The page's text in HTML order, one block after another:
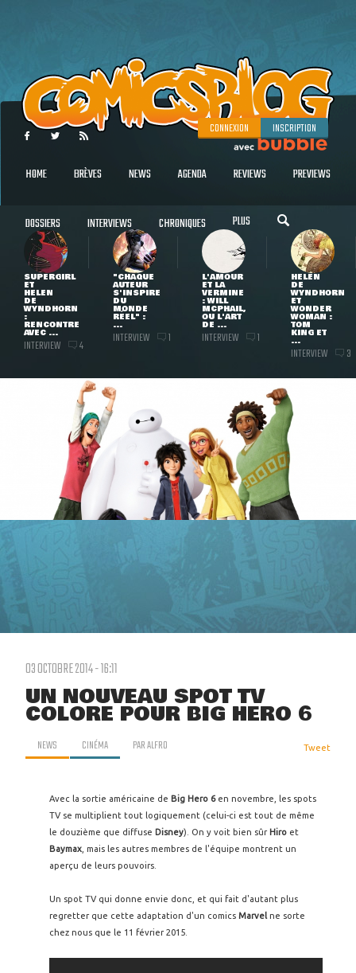
CONNEXION INSCRIPTION
HOME BRÈVES NEWS AGENDA REVIEWS PREVIEWS
DOSSIERS INTERVIEWS CHRONIQUES PLUS
SUPERGIRL
ET
HELEN
DE
WYNDHORN
:
RENCONTRE
AVEC ...
INTERVIEW 4
"CHAQUE
AUTEUR
S'INSPIRE
DU
MONDE
RÉEL" :
...
INTERVIEW 1
L'AMOUR
ET LA
VERMINE
: WILL
MCPHAIL,
OU L'ART
DE ...
INTERVIEW 1
HELEN
DE
WYNDHORN
ET
WONDER
WOMAN :
TOM
KING ET
...
INTERVIEW 3
03 OCTOBRE 2014 - 16:11
UN NOUVEAU SPOT TV
COLORÉ POUR BIG HERO 6
NEWS CINÉMA PARALFRO Tweet
Avec la sortie américaine de Big Hero 6en novembre, les spots
TV se multiplient tout logiquement (celui-ci est tout de même
le douzième que diffuse Disney). On y voit bien sûr Hiro et
Baymax , mais les autres membres de l'équipe montrent un
aperçu de leurs pouvoirs.
Un spot TV qui donne envie donc, et qui fait d'autant plus
regretter que cette adaptation d'un comics Marvel ne sorte
chez nous que le 11 février 2015.